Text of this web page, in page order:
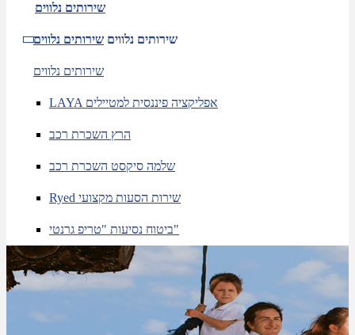
שירותים נלווים
שירותים נלווים שירותים נלווים
שירותים נלווים
LAYA אפליקציה פיננסית למטיילים
הרץ השכרת רכב
שלמה סיקסט השכרת רכב
Ryed שירות הסעות מקצועי
ביטוח נסיעות "טריפ גרנטי"